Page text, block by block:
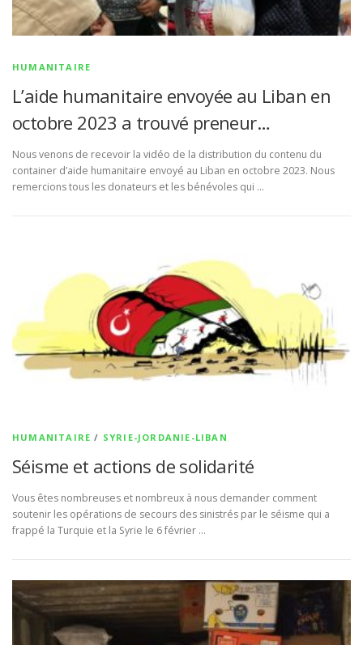
HUMANITAIRE
L’aide humanitaire envoyée au Liban en
octobre 2023 a trouvé preneur…
Nous venons de recevoir la vidéo de la distribution du contenu du
container d’aide humanitaire envoyé au Liban en octobre 2023. Nous
remercions tous les donateurs et les bénévoles qui …
HUMANITAIRE / SYRIE-JORDANIE-LIBAN
Séisme et actions de solidarité
Vous êtes nombreuses et nombreux à nous demander comment
soutenir les opérations de secours des sinistrés par le séisme qui a
frappé la Turquie et la Syrie le 6 février …